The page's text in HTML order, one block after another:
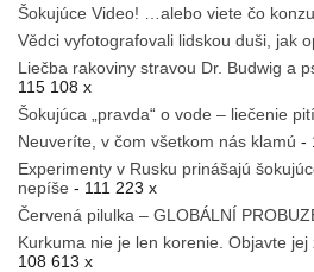
Šokujúce Video! …alebo viete čo
Vědci vyfotografovali lidskou duši, jak
Liečba rakoviny stravou Dr. Budwig a
115 108 x
Šokujúca „pravda“ o vode – liečenie
Neuveríte, v čom všetkom nás klamú -
Experimenty v Rusku prinášajú
nepíše - 111 223 x
Červená pilulka – GLOBÁLNÍ
Kurkuma nie je len korenie. Objavte
108 613 x